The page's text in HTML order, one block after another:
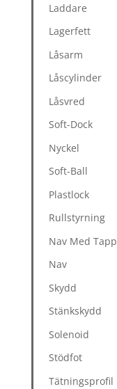
Laddare
Lagerfett
Låsarm
Låscylinder
Låsvred
Soft-Dock
Nyckel
Soft-Ball
Plastlock
Rullstyrning
Nav Med Tapp
Nav
Skydd
Stänkskydd
Solenoid
Stödfot
Tätningsprofil